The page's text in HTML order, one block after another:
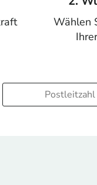
Wählen